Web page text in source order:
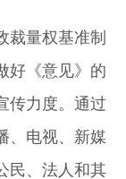
裁量权基准制
好《意见》的
传力度。通过
、电视、新媒
民、法人和其